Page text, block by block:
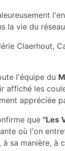
la vie du
Claerhout,
l'équipe du
affiché les
appréciée
que "Les
où l'on
sa manière, à